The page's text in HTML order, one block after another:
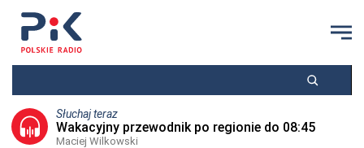
Słuchaj teraz
Wakacyjny przewodnik po regionie do 08:45
Maciej Wilkowski